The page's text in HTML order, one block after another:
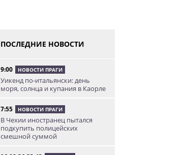
ПОСЛЕДНИЕ НОВОСТИ
9:00 НОВОСТИ ПРАГИ
Уикенд по-итальянски: день
моря, солнца и купания в Каорле
7:55 НОВОСТИ ПРАГИ
В Чехии иностранец пытался
подкупить полицейских
смешной суммой